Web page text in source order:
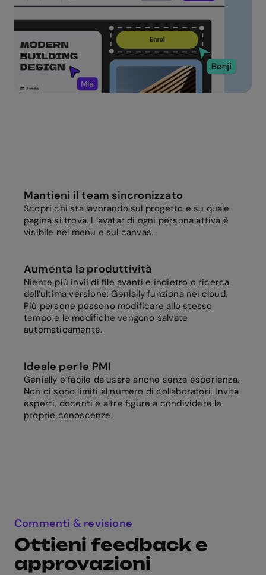
Mantieni il team sincronizzato
Scopri chi sta lavorando sul progetto e su quale
pagina si trova. L’avatar di ogni persona attiva è
visibile nel menu e sul canvas.
Aumenta la produttività
Niente più invii di file avanti e indietro o ricerca
dell’ultima versione: Genially funziona nel cloud.
Più persone possono modificare allo stesso
tempo e le modifiche vengono salvate
automaticamente.
Ideale per le PMI
Genially è facile da usare anche senza esperienza.
Non ci sono limiti al numero di collaboratori. Invita
esperti, docenti e altre figure a condividere le
proprie conoscenze.
Commenti & revisione
Ottieni feedback e
approvazioni